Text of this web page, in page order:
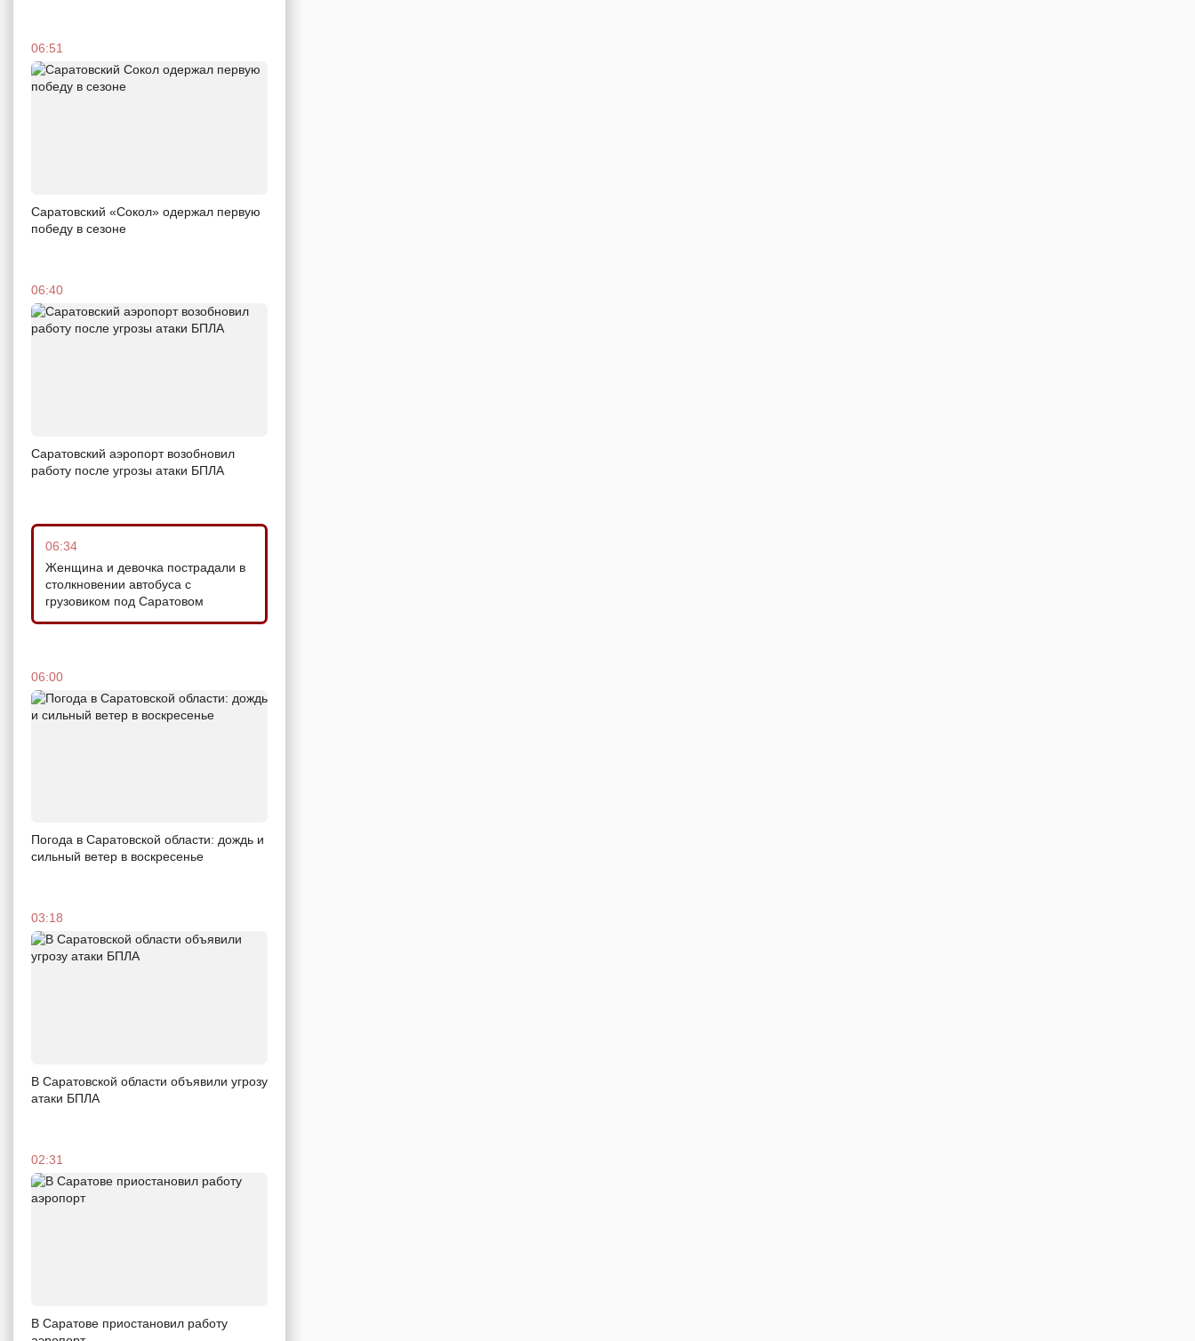
06:51
Саратовский «Сокол» одержал первую
победу в сезоне
06:40
Саратовский аэропорт возобновил
работу после угрозы атаки БПЛА
06:34
Женщина и девочка пострадали в
столкновении автобуса с
грузовиком под Саратовом
06:00
Погода в Саратовской области: дождь и
сильный ветер в воскресенье
03:18
В Саратовской области объявили угрозу
атаки БПЛА
02:31
В Саратове приостановил работу